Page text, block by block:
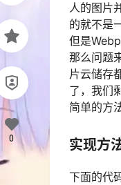
人的图片
的就不是
但是
那么问题
片云储存
了，我们
简单的方
实现方
下面的代
0